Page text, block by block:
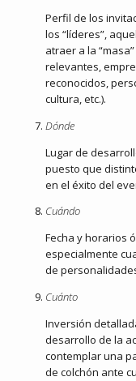
Perfil de los
los “líderes”,
atraer a la
relevantes,
reconocidos,
cultura, etc.).
Dónde
Lugar de
puesto que
en el éxito del
Cuándo
Fecha y horarios
especialmente
de
Cuánto
Inversión
desarrollo de la
contemplar una
de colchón ante